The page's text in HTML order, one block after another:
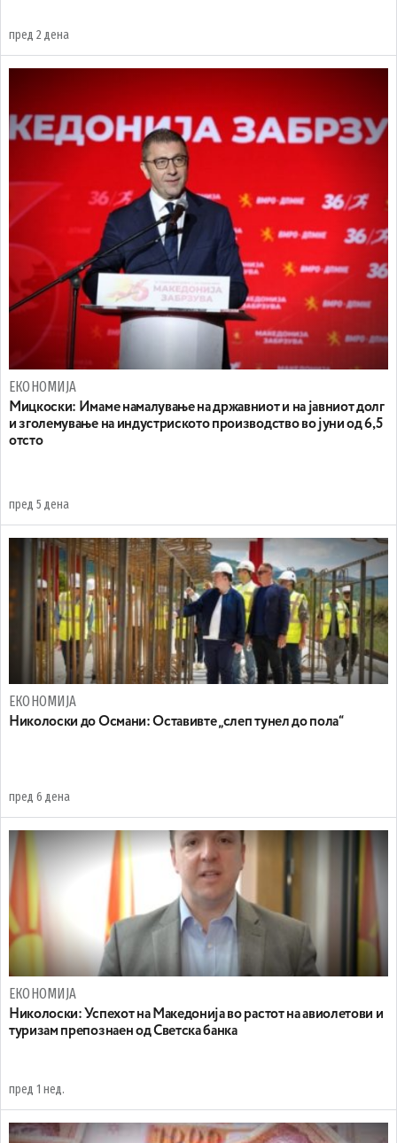
пред 2 дена
ЕКОНОМИЈА
Mицкоски: Имаме намалување на државниот и на јавниот долг
и зголемување на индустриското производство во јуни од 6,5
отсто
пред 5 дена
ЕКОНОМИЈА
Николоски до Османи: Oставивте „слеп тунел до пола“
пред 6 дена
ЕКОНОМИЈА
Николоски: Успехот на Македонија во растот на авиолетови и
туризам препознаен од Светска банка
пред 1 нед.